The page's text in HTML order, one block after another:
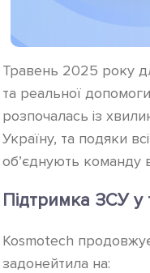
Травень 2025 року
та реальної
розпочалась із
Україну, та подяки
об’єднують команду в
Підтримка ЗСУ у
Kosmotech
задонейтила на: